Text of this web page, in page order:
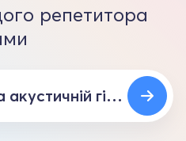
репетитора